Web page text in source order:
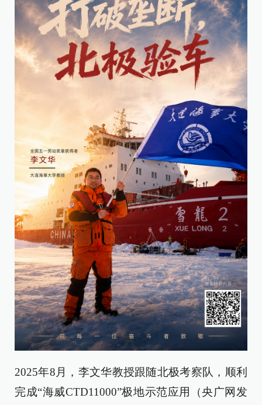
2025年8月，李文华教授跟随北极考察队，顺利
完成“海威CTD11000”极地示范应用（央广网发